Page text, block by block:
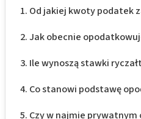
Od jakiej kwoty podatek
Jak obecnie
Ile wynoszą stawki
Co stanowi podstawę
Czy w najmie